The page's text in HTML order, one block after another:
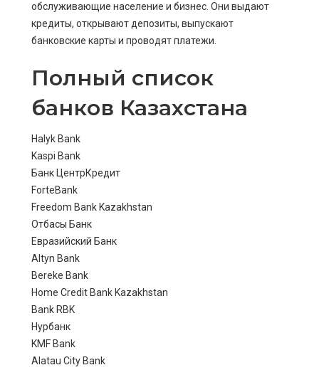
обслуживающие население и бизнес. Они выдают
кредиты, открывают депозиты, выпускают
банковские карты и проводят платежи.
Полный список
банков Казахстана
Halyk Bank
Kaspi Bank
Банк ЦентрКредит
ForteBank
Freedom Bank Kazakhstan
Отбасы Банк
Евразийский Банк
Altyn Bank
Bereke Bank
Home Credit Bank Kazakhstan
Bank RBK
Нурбанк
KMF Bank
Alatau City Bank